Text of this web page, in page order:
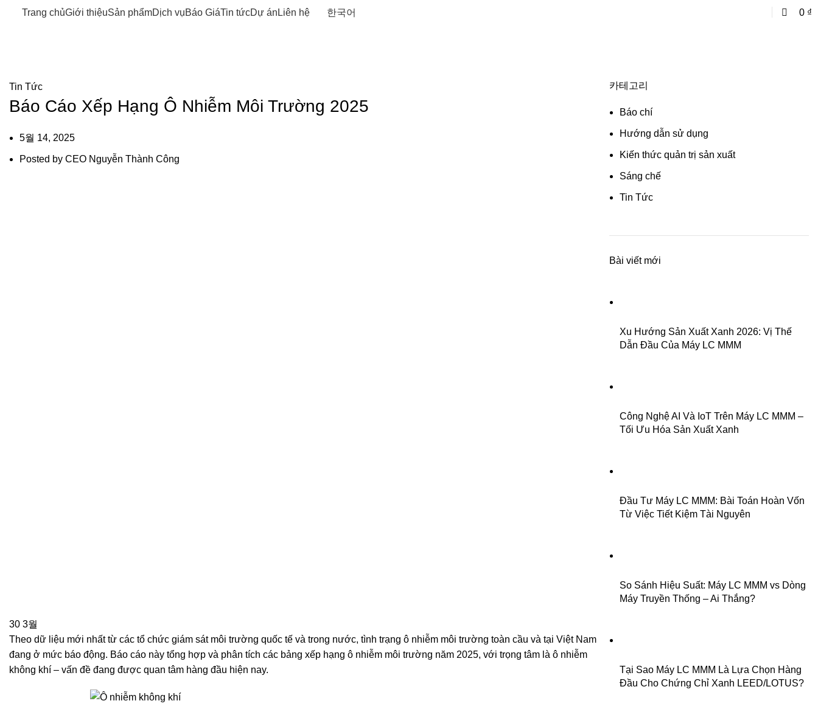
Trang chủGiới thiệuSản phẩmDịch vụBáo GiáTin tứcDự án Liên hệ 한국어 0 ₫
Tin Tức
Báo Cáo Xếp Hạng Ô Nhiễm Môi Trường 2025
5월 14, 2025
Posted by CEO Nguyễn Thành Công
30 3월
Theo dữ liệu mới nhất từ các tổ chức giám sát môi trường quốc tế và trong nước, tình trạng ô nhiễm môi trường toàn cầu và tại Việt Nam
đang ở mức báo động. Báo cáo này tổng hợp và phân tích các bảng xếp hạng ô nhiễm môi trường năm 2025, với trọng tâm là ô nhiễm
không khí – vấn đề đang được quan tâm hàng đầu hiện nay.
카테고리
Báo chí
Hướng dẫn sử dụng
Kiến thức quản trị sản xuất
Sáng chế
Tin Tức
Bài viết mới
Xu Hướng Sản Xuất Xanh 2026: Vị Thế
Dẫn Đầu Của Máy LC MMM
Công Nghệ AI Và IoT Trên Máy LC MMM –
Tối Ưu Hóa Sản Xuất Xanh
Đầu Tư Máy LC MMM: Bài Toán Hoàn Vốn
Từ Việc Tiết Kiệm Tài Nguyên
So Sánh Hiệu Suất: Máy LC MMM vs Dòng
Máy Truyền Thống – Ai Thắng?
Tại Sao Máy LC MMM Là Lựa Chọn Hàng
Đầu Cho Chứng Chỉ Xanh LEED/LOTUS?